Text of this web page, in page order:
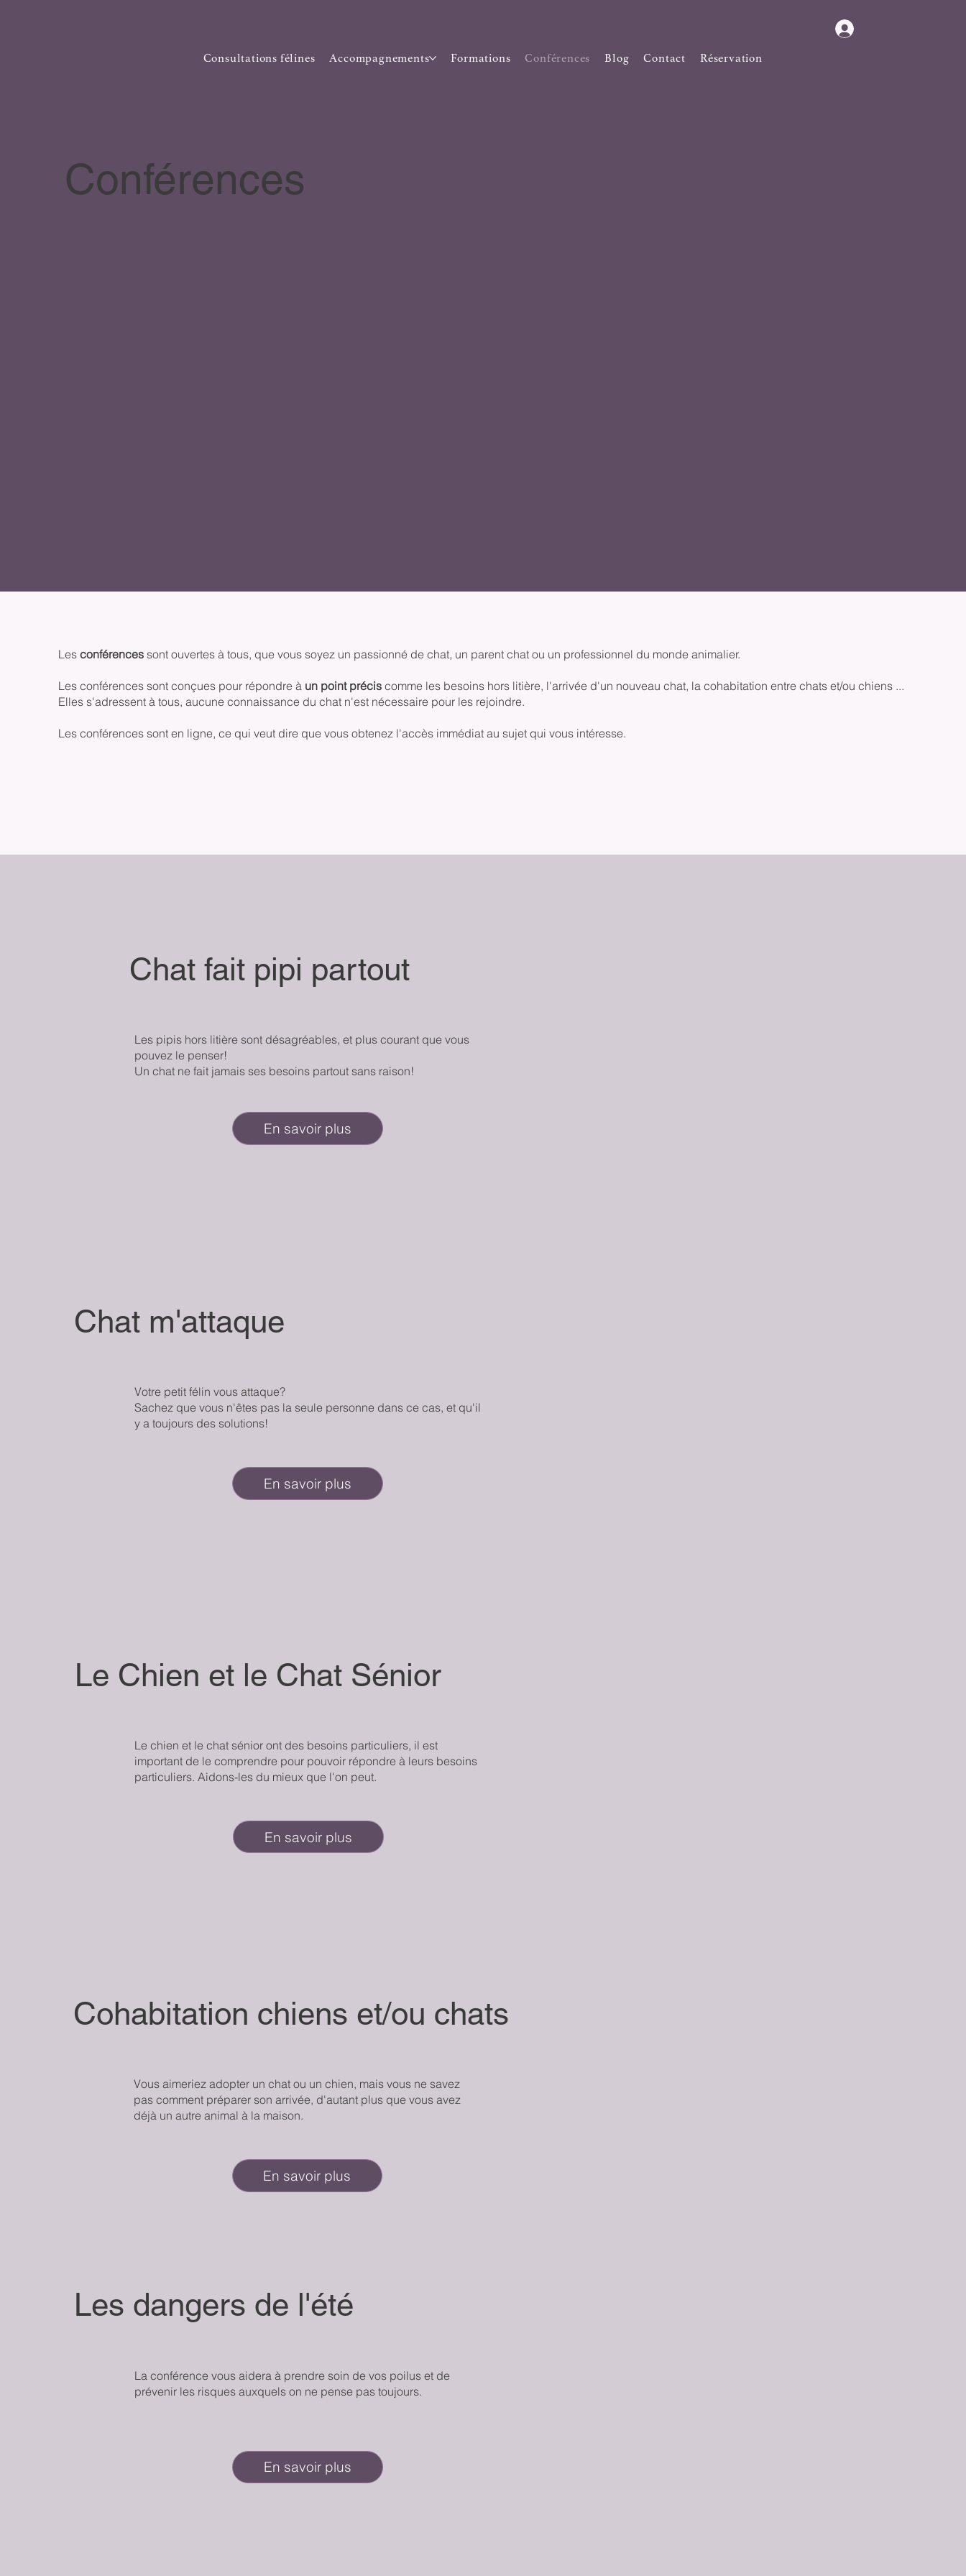
Consultations félines Accompagnements Formations Conférences Blog Contact Réservation
Conférences
Lesconférences sont ouvertes à tous, que vous soyez un passionné de chat, un parent chat ou un professionnel du monde animalier.
Les conférences sont conçues pour répondre à un point précis comme les besoins hors litière, l'arrivée d'un nouveau chat, la cohabitation entre chats et/ou chiens ...
Elles s'adressent à tous, aucune connaissance du chat n'est nécessaire pour les rejoindre.
Les conférences sont en ligne, ce qui veut dire que vous obtenez l'accès immédiat au sujet qui vous intéresse.
Chat fait pipi partout
Les pipis hors litière sont désagréables, et plus courant que vous
pouvez le penser!
Un chat ne fait jamais ses besoins partout sans raison!
En savoir plus
Chat m'attaque
Votre petit félin vous attaque?
Sachez que vous n'êtes pas la seule personne dans ce cas, et qu'il
y a toujours des solutions!
En savoir plus
Le Chien et le Chat Sénior
Le chien et le chat sénior ont des besoins particuliers, il est
important de le comprendre pour pouvoir répondre à leurs besoins
particuliers. Aidons-les du mieux que l'on peut.
En savoir plus
Cohabitation chiens et/ou chats
Vous aimeriez adopter un chat ou un chien, mais vous ne savez
pas comment préparer son arrivée, d'autant plus que vous avez
déjà un autre animal à la maison.
En savoir plus
Les dangers de l'été
La conférence vous aidera à prendre soin de vos poilus et de
prévenir les risques auxquels on ne pense pas toujours.
En savoir plus